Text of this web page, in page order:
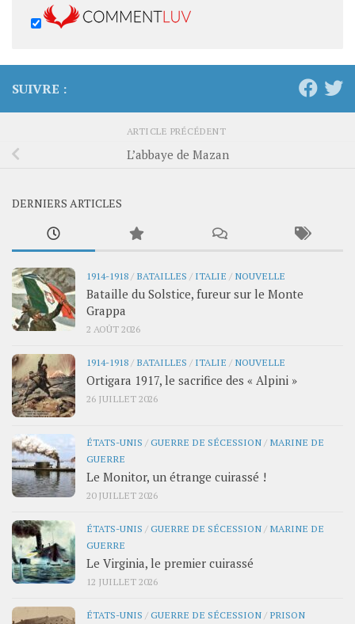
SUIVRE :
ARTICLE PRÉCÉDENT
L’abbaye de Mazan
DERNIERS ARTICLES
1914-1918 / BATAILLES / ITALIE / NOUVELLE
Bataille du Solstice, fureur sur le Monte
Grappa
2 AOÛT 2026
1914-1918 / BATAILLES / ITALIE / NOUVELLE
Ortigara 1917, le sacrifice des « Alpini »
26 JUILLET 2026
ÉTATS-UNIS /GUERRE DE SÉCESSION / MARINE DE
GUERRE
Le Monitor, un étrange cuirassé !
20 JUILLET 2026
ÉTATS-UNIS /GUERRE DE SÉCESSION / MARINE DE
GUERRE
Le Virginia, le premier cuirassé
12 JUILLET 2026
ÉTATS-UNIS /GUERRE DE SÉCESSION / PRISON